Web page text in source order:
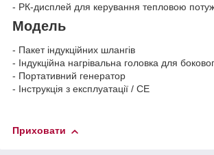
- РК-дисплей для керування тепловою
Модель
- Пакет індукційних шлангів
- Індукційна нагрівальна головка для
- Портативний генератор
- Інструкція з експлуатації / CE
Приховати